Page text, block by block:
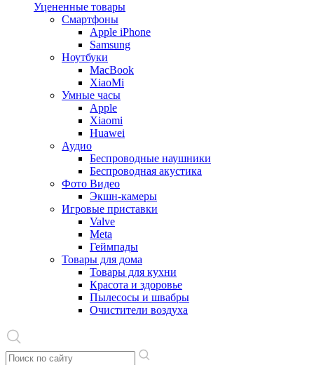
Уцененные товары
Cмартфоны
Apple iPhone
Samsung
Ноутбуки
MacBook
XiaoMi
Умные часы
Apple
Xiaomi
Huawei
Аудио
Беспроводные наушники
Беспроводная акустика
Фото Видео
Экшн-камеры
Игровые приставки
Valve
Meta
Геймпады
Товары для дома
Товары для кухни
Красота и здоровье
Пылесосы и швабры
Очистители воздуха